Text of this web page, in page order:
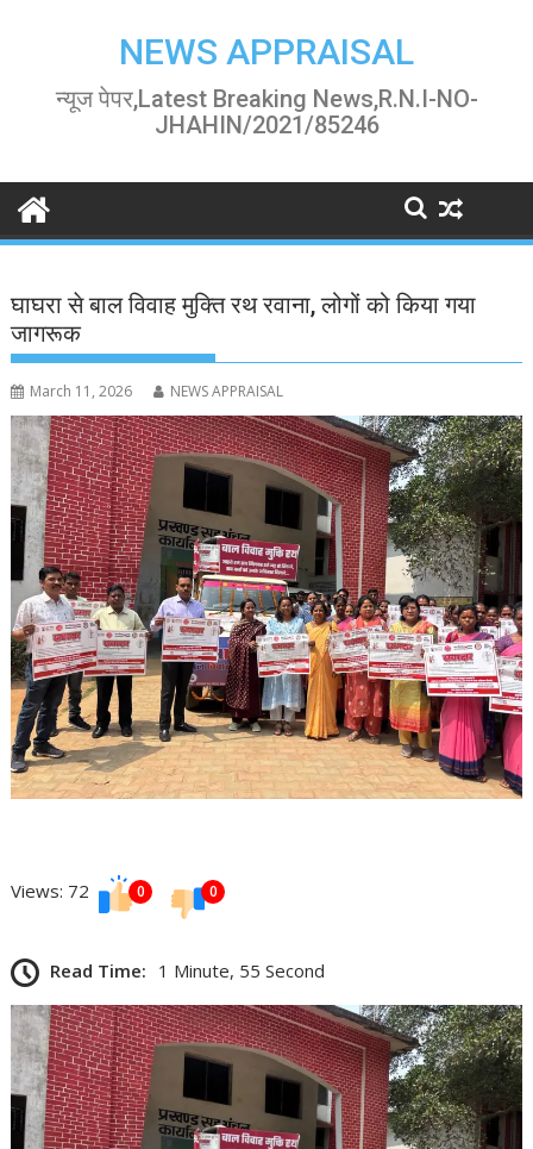
NEWS APPRAISAL
न्यूज पेपर,Latest Breaking News,R.N.I-NO-
JHAHIN/2021/85246
घाघरा से बाल विवाह मुक्ति रथ रवाना, लोगों को किया गया
जागरूक
March 11, 2026 NEWS APPRAISAL
Views: 72 0 0
Read Time: 1 Minute, 55 Second